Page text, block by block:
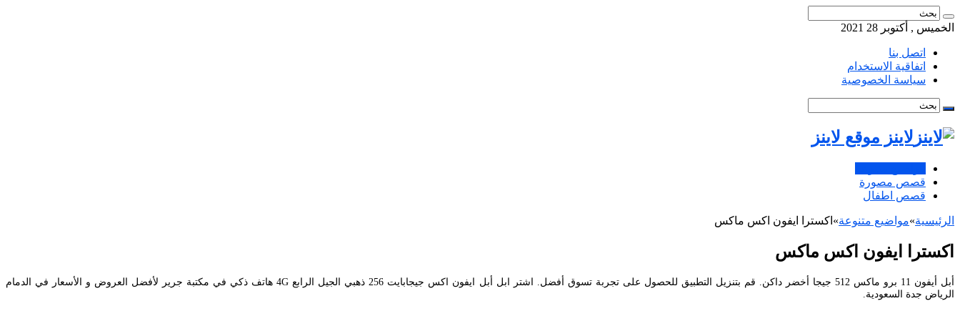
الخميس , أكتوبر 28 2021
اتصل بنا
اتفاقية الاستخدام
سياسة الخصوصية
لاينز موقع لاينز
قصص مصورة
قصص اطفال
الرئيسية»مواضيع متنوعة» اكسترا ايفون اكس ماكس
اكسترا ايفون اكس ماكس
أبل أيفون 11 برو ماكس 512 جيجا أخضر داكن. قم بتنزيل التطبيق للحصول على تجربة تسوق أفضل. اشتر ابل أبل ايفون اكس جيجابايت 256 ذهبي الجيل الرابع 4G هاتف ذكي في مكتبة جرير لأفضل العروض و الأسعار في الدمام
الرياض جدة السعودية.